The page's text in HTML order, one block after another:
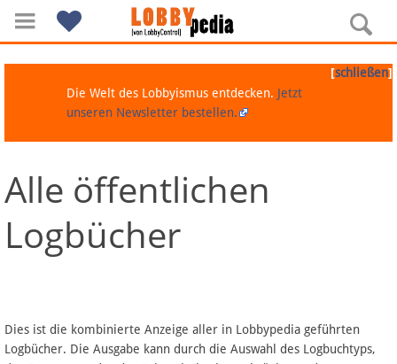
Navigation
Über Lobbypedia
Artikel nach Kategorien
[schließen]
Die Welt des Lobbyismus entdecken. Jetzt
unseren Newsletter bestellen.
Alle öffentlichen
Logbücher
Dies ist die kombinierte Anzeige aller in Lobbypedia geführten
Logbücher. Die Ausgabe kann durch die Auswahl des Logbuchtyps,